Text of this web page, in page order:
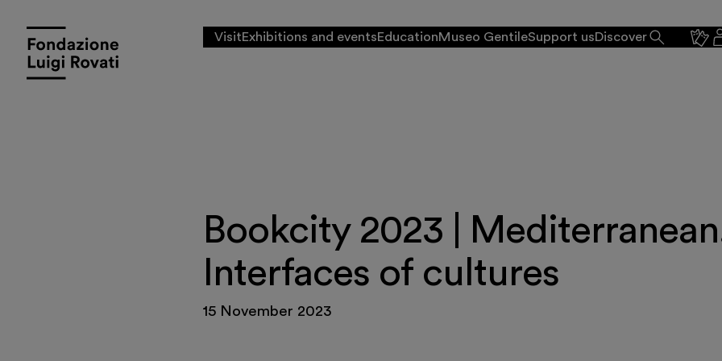
VisitExhibitions and eventsEducationMuseo GentileSupport usDiscover
Bookcity 2023 |
Interfaces of cultures
15 November 2023